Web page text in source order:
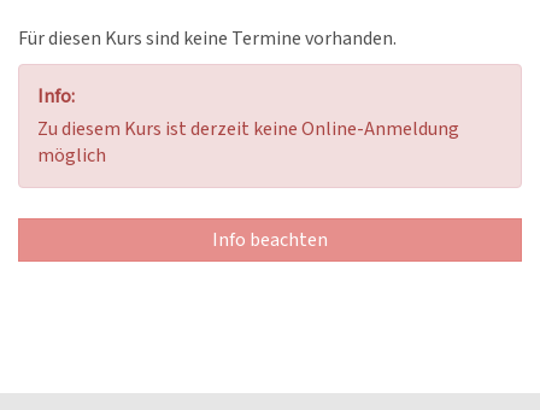
Für diesen Kurs sind keine Termine vorhanden.
Info:
Zu diesem Kurs ist derzeit keine Online-Anmeldung
möglich
Info beachten